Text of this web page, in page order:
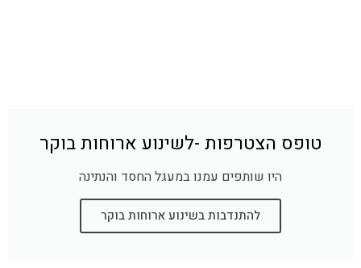
טופס הצטרפות -לשינוע ארוחות בוקר
היו שותפים עמנו במעגל החסד והנתינה
להתנדבות בשינוע ארוחות בוקר